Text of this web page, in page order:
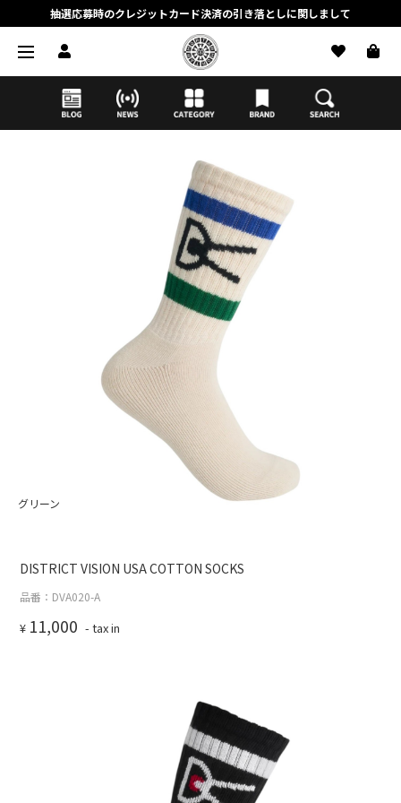
抽選応募時のクレジットカード決済の引き落としに関しまして
【応募前に必ずお読みください】抽選応募に関する注意事項
MORTAR ONLINE STOREの会員に関しまして
グリーン
DISTRICT VISION USA COTTON SOCKS
品番：DVA020-A
¥ 11,000 - tax in